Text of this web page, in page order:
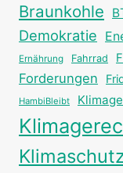
Braunkohle
Demokratie
Ernährung Fahrrad
Forderungen
HambiBleibt